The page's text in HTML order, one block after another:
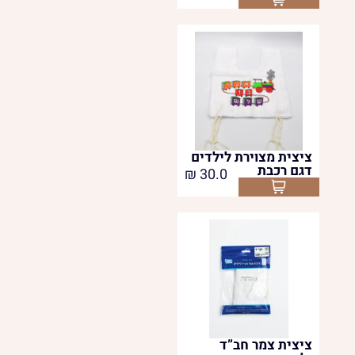
ציצית מצוירת לילדים
דגם רכבת ₪ 30.0
Select options
ציצית צמר חב”ד